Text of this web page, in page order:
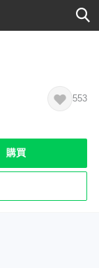
553
購買